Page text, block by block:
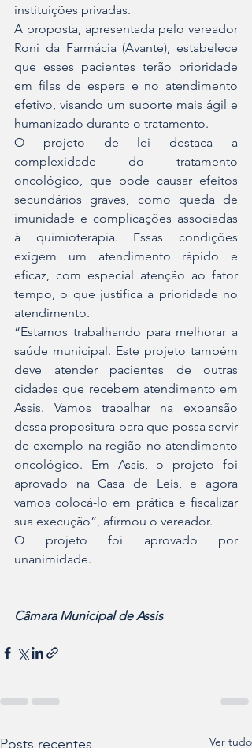
instituições privadas.
A proposta, apresentada pelo vereador
Roni da Farmácia (Avante), estabelece
que esses pacientes terão prioridade
em filas de espera e no atendimento
efetivo, visando um suporte mais ágil e
humanizado durante o tratamento.
O projeto de lei destaca a
complexidade do tratamento
oncológico, que pode causar efeitos
secundários graves, como queda de
imunidade e complicações associadas
à quimioterapia. Essas condições
exigem um atendimento rápido e
eficaz, com especial atenção ao fator
tempo, o que justifica a prioridade no
atendimento.
“Estamos trabalhando para melhorar a
saúde municipal. Este projeto também
deve atender pacientes de outras
cidades que recebem atendimento em
Assis. Vamos trabalhar na expansão
dessa propositura para que possa servir
de exemplo na região no atendimento
oncológico. Em Assis, o projeto foi
aprovado na Casa de Leis, e agora
vamos colocá-lo em prática e fiscalizar
sua execução”, afirmou o vereador.
O projeto foi aprovado por
unanimidade.
Câmara Municipal de Assis
Posts recentes Ver tudo